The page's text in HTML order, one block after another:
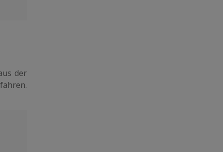
der